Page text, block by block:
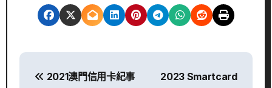
文
2021澳門信用卡紀事
2023 Smartcard